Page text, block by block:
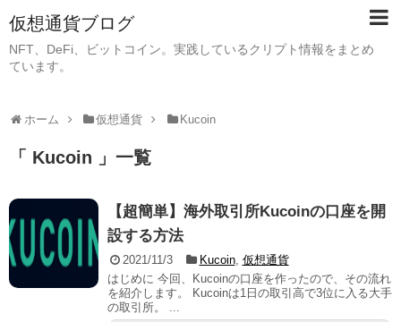
仮想通貨ブログ
NFT、DeFi、ビットコイン。実践しているクリプト情報をまとめ
ています。
ホーム 仮想通貨 Kucoin
「 Kucoin 」一覧
【超簡単】海外取引所Kucoinの口座を開
設する方法
2021/11/3 Kucoin, 仮想通貨
はじめに 今回、Kucoinの口座を作ったので、その流れ
を紹介します。 Kucoinは1日の取引高で3位に入る大手
の取引所。 ...